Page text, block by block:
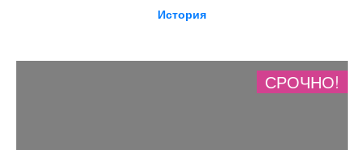
История
СРОЧНО!